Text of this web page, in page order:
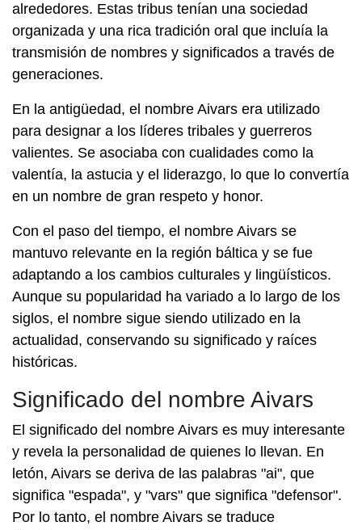
alrededores. Estas tribus tenían una sociedad
organizada y una rica tradición oral que incluía la
transmisión de nombres y significados a través de
generaciones.
En la antigüedad, el nombre Aivars era utilizado
para designar a los líderes tribales y guerreros
valientes. Se asociaba con cualidades como la
valentía, la astucia y el liderazgo, lo que lo convertía
en un nombre de gran respeto y honor.
Con el paso del tiempo, el nombre Aivars se
mantuvo relevante en la región báltica y se fue
adaptando a los cambios culturales y lingüísticos.
Aunque su popularidad ha variado a lo largo de los
siglos, el nombre sigue siendo utilizado en la
actualidad, conservando su significado y raíces
históricas.
Significado del nombre Aivars
El significado del nombre Aivars es muy interesante
y revela la personalidad de quienes lo llevan. En
letón, Aivars se deriva de las palabras "ai", que
significa "espada", y "vars" que significa "defensor".
Por lo tanto, el nombre Aivars se traduce